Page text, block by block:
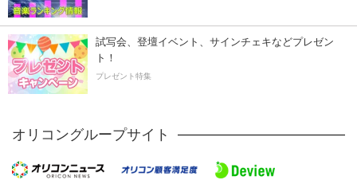
試写会、登壇イベント、サインチェキなどプレゼン
ト！
プレゼント特集
オリコングループサイト